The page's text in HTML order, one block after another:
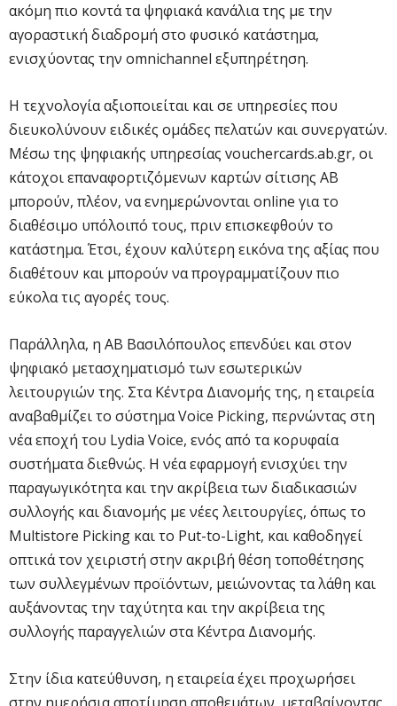
ακόμη πιο κοντά τα ψηφιακά κανάλια της με την
αγοραστική διαδρομή στο φυσικό κατάστημα,
ενισχύοντας την omnichannel εξυπηρέτηση.
Η τεχνολογία αξιοποιείται και σε υπηρεσίες που
διευκολύνουν ειδικές ομάδες πελατών και συνεργατών.
Μέσω της ψηφιακής υπηρεσίας vouchercards.ab.gr, οι
κάτοχοι επαναφορτιζόμενων καρτών σίτισης ΑΒ
μπορούν, πλέον, να ενημερώνονται online για το
διαθέσιμο υπόλοιπό τους, πριν επισκεφθούν το
κατάστημα. Έτσι, έχουν καλύτερη εικόνα της αξίας που
διαθέτουν και μπορούν να προγραμματίζουν πιο
εύκολα τις αγορές τους.
Παράλληλα, η ΑΒ Βασιλόπουλος επενδύει και στον
ψηφιακό μετασχηματισμό των εσωτερικών
λειτουργιών της. Στα Κέντρα Διανομής της, η εταιρεία
αναβαθμίζει το σύστημα Voice Picking, περνώντας στη
νέα εποχή του Lydia Voice, ενός από τα κορυφαία
συστήματα διεθνώς. Η νέα εφαρμογή ενισχύει την
παραγωγικότητα και την ακρίβεια των διαδικασιών
συλλογής και διανομής με νέες λειτουργίες, όπως το
Multistore Picking και το Put-to-Light, και καθοδηγεί
οπτικά τον χειριστή στην ακριβή θέση τοποθέτησης
των συλλεγμένων προϊόντων, μειώνοντας τα λάθη και
αυξάνοντας την ταχύτητα και την ακρίβεια της
συλλογής παραγγελιών στα Κέντρα Διανομής.
Στην ίδια κατεύθυνση, η εταιρεία έχει προχωρήσει